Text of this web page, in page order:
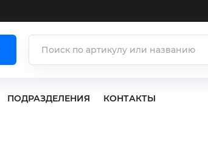
ПОДРАЗДЕЛЕНИЯ КОНТАКТЫ